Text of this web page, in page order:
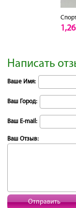
Написать
Ваше Имя:
Ваш Город:
Ваш E-mail:
Ваш Отзыв:
Отправить